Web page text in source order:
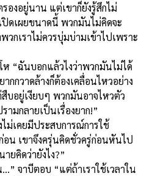
องอยู่นาน แต่เขาก็ยังรู้สึกไม่
ดเผยขนาดนี้ พวกมันไม่คิดจะ
วกเราไม่ควรบุ่มบ่ามเข้าไปเพราะ
“ฉันบอกแล้วไงว่าพวกมันไม่ได้
กกวาดล้างก็ต้องเคลื่อนไหวอย่าง
สืบอยู่เงียบๆ พวกมันอาจไหวตัว
มกลายเป็นเรื่องยาก!”
ม่เคยมีประสบการณ์การใช้
น เขาจึงครุ่นคิดชั่วครู่ก่อนหันไป
ยคิดว่ายังไง?”
จาบีตอบ “แต่ถ้าเราใช้เวลาใน